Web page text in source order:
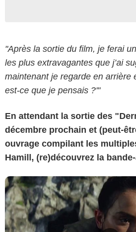
"Après la sortie du film, je ferai
les plus extravagantes que j’ai
maintenant je regarde en arrière
est-ce que je pensais ?'"
En attendant la sortie des
décembre prochain et (peut-
ouvrage compilant les
Hamill, (re)découvrez la